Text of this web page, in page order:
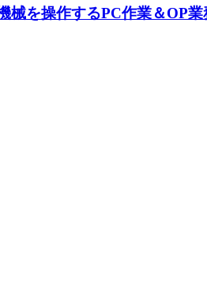
械を操作するPC作業＆OP